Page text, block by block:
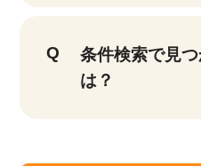
条件検索で見
は？